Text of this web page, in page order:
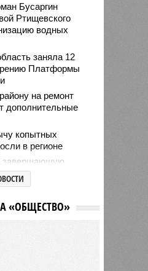
Бусаргин
Ртищевского
водных
заняла 12
Платформы
на ремонт
дополнительные
копытных
в регионе
завершающую
по
музея
для всех
новый
планировки
«ОБЩЕСТВО»